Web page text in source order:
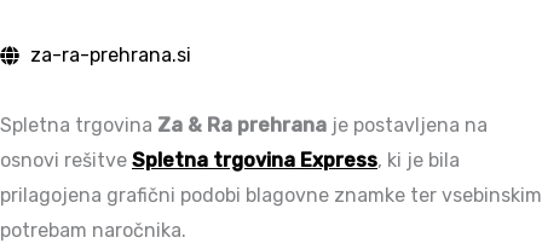
za-ra-prehrana.si
Spletna trgovina Za & Ra prehrana je postavljena na
osnovi rešitve Spletna trgovina Express, ki je bila
prilagojena grafični podobi blagovne znamke ter vsebinskim
potrebam naročnika.